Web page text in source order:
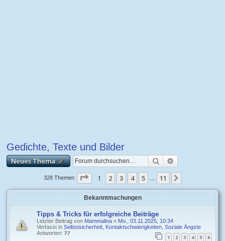
Gedichte, Texte und Bilder
Neues Thema Suche
328 Themen Seite 1von 11
1 2 3 4 5 11
Bekanntmachungen
Tipps & Tricks für erfolgreiche Beiträge
Letzter Beitrag von Mammalina « Mo., 03.11.2025, 10:34
Verfasst in Selbstsicherheit, Kontaktschwierigkeiten, Soziale Ängste
Antworten: 77
1 2 3 4 5 6